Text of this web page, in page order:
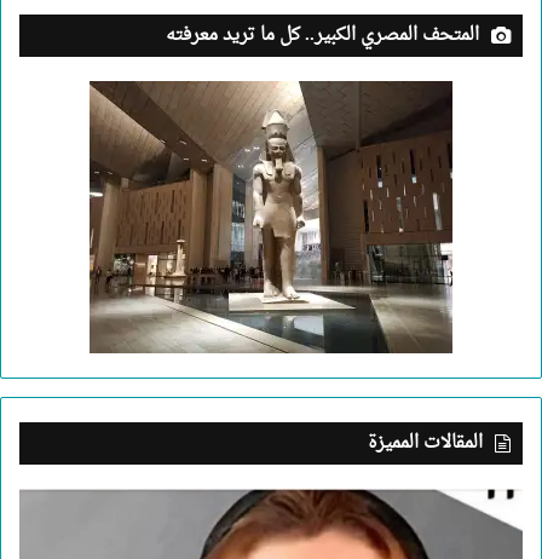
المتحف المصري الكبير.. كل ما تريد معرفته
المقالات المميزة
بعد
جريمة